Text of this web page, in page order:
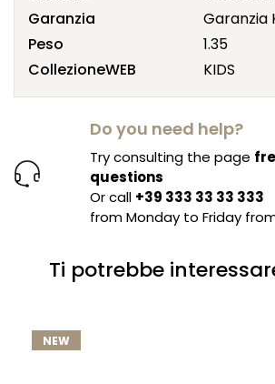
Garanzia
Garanzia
Peso
1.35
CollezioneWEB
KIDS
Do you need help?
Try consulting the page
questions
Or call +39 333 33 33 333
from Monday to Friday
Ti potrebbe
NEW